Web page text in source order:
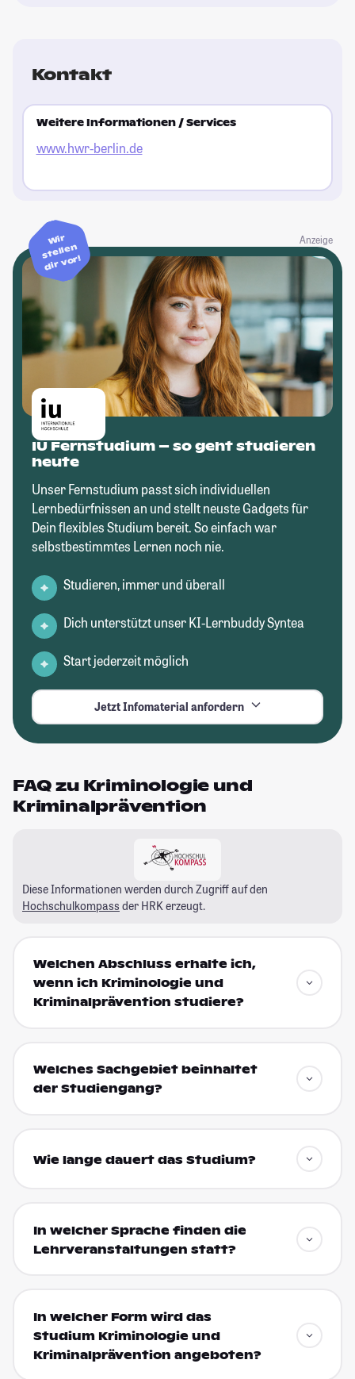
Kontakt
Weitere Informationen / Services
www.hwr-berlin.de
Anzeige
Wir
stellen
dir vor!
IU Fernstudium – so geht studieren
heute
Unser Fernstudium passt sich individuellen
Lernbedürfnissen an und stellt neuste Gadgets für
Dein flexibles Studium bereit. So einfach war
selbstbestimmtes Lernen noch nie.
Studieren, immer und überall
Dich unterstützt unser KI-Lernbuddy Syntea
Start jederzeit möglich
Jetzt Infomaterial anfordern
FAQ zu Kriminologie und
Kriminalprävention
Diese Informationen werden durch Zugriff auf den
Hochschulkompass der HRK erzeugt.
Welchen Abschluss erhalte ich,
wenn ich Kriminologie und
Kriminalprävention studiere?
Welches Sachgebiet beinhaltet
der Studiengang?
Wie lange dauert das Studium?
In welcher Sprache finden die
Lehrveranstaltungen statt?
In welcher Form wird das
Studium Kriminologie und
Kriminalprävention angeboten?